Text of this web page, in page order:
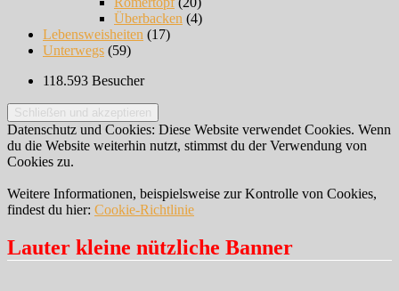
Überbacken (4)
Lebensweisheiten (17)
Unterwegs (59)
118.593 Besucher
Datenschutz und Cookies: Diese Website verwendet Cookies. Wenn
du die Website weiterhin nutzt, stimmst du der Verwendung von
Cookies zu.
Weitere Informationen, beispielsweise zur Kontrolle von Cookies,
findest du hier: Cookie-Richtlinie
Lauter kleine nützliche Banner